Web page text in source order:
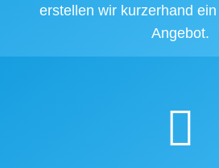
erstellen wir kurzerhand
Angebot.